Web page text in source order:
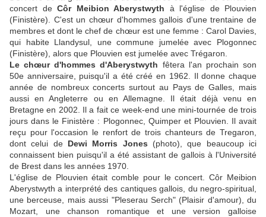
concert de Côr Meibion Aberystwyth à l'église de Plouvien
(Finistère). C'est un chœur d'hommes gallois d'une trentaine de
membres et dont le chef de chœur est une femme : Carol Davies,
qui habite Llandysul, une commune jumelée avec Plogonnec
(Finistère), alors que Plouvien est jumelée avec Trégaron.
Le chœur d'hommes d'Aberystwyth fêtera l'an prochain son
50e anniversaire, puisqu'il a été créé en 1962. Il donne chaque
année de nombreux concerts surtout au Pays de Galles, mais
aussi en Angleterre ou en Allemagne. Il était déjà venu en
Bretagne en 2002. Il a fait ce week-end une mini-tournée de trois
jours dans le Finistère : Plogonnec, Quimper et Plouvien. Il avait
reçu pour l'occasion le renfort de trois chanteurs de Tregaron,
dont celui de Dewi Morris Jones (photo), que beaucoup ici
connaissent bien puisqu'il a été assistant de gallois à l'Université
de Brest dans les années 1970.
L'église de Plouvien était comble pour le concert. Côr Meibion
Aberystwyth a interprété des cantiques gallois, du negro-spiritual,
une berceuse, mais aussi "Pleserau Serch" (Plaisir d'amour), du
Mozart, une chanson romantique et une version galloise